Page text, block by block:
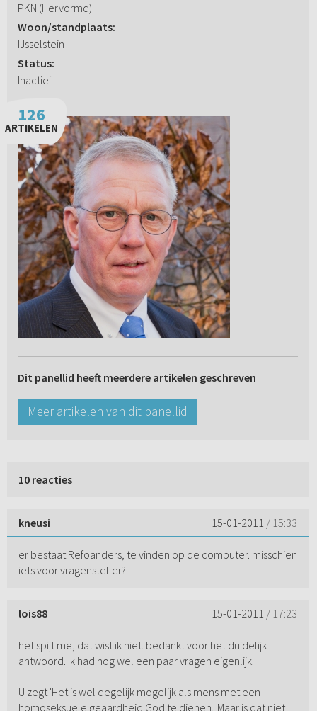
PKN (Hervormd)
Woon/standplaats:
IJsselstein
Status:
Inactief
126
ARTIKELEN
Dit panellid heeft meerdere artikelen geschreven
Meer artikelen van dit panellid
10 reacties
kneusi 15-01-2011 / 15:33
er bestaat Refoanders, te vinden op de computer. misschien
iets voor vragensteller?
lois88 15-01-2011 / 17:23
het spijt me, dat wist ik niet. bedankt voor het duidelijk
antwoord. Ik had nog wel een paar vragen eigenlijk.
U zegt 'Het is wel degelijk mogelijk als mens met een
homoseksuele geaardheid God te dienen.' Maar is dat niet